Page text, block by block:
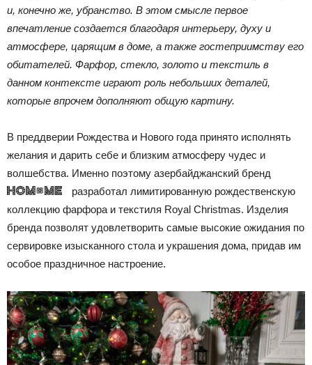
и, конечно же, убранство. В этом смысле первое
впечатление создается благодаря интерьеру, духу и
атмосфере, царящим в доме, а также гостеприимству его
обитателей. Фарфор, стекло, золото и текстиль в
данном контексте играют роль небольших деталей,
которые впрочем дополняют общую картину.
В преддверии Рождества и Нового года принято исполнять
желания и дарить себе и близким атмосферу чудес и
волшебства. Именно поэтому азербайджанский бренд
разработал лимитированную рождественскую
коллекцию фарфора и текстиля Royal Christmas. Изделия
бренда позволят удовлетворить самые высокие ожидания по
сервировке изысканного стола и украшения дома, придав им
особое праздничное настроение.